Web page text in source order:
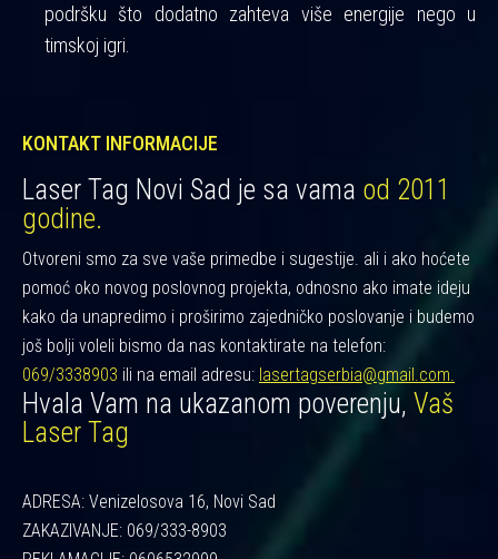
podršku što dodatno zahteva više energije nego u
timskoj igri.
KONTAKT INFORMACIJE
Laser Tag Novi Sad je sa vama od 2011
godine.
Otvoreni smo za sve vaše primedbe i sugestije. ali i ako hoćete
pomoć oko novog poslovnog projekta, odnosno ako imate ideju
kako da unapredimo i proširimo zajedničko poslovanje i budemo
još bolji voleli bismo da nas kontaktirate na telefon:
069/3338903 ili na email adresu: lasertagserbia@gmail.com.
Hvala Vam na ukazanom poverenju, Vaš
Laser Tag
ADRESA: Venizelosova 16, Novi Sad
ZAKAZIVANJE: 069/333-8903